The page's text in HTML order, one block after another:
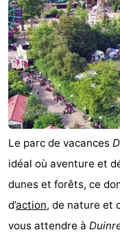
jeux
intérieures
villes
Visites
guidées
Sports
-
Faire
du
vélo
-
Randonnée
-
Terrains
de
golf
-
Surfen
-
Peche
-
Le parc de vacances
idéal où aventure et
dunes et forêts, ce
d’action, de nature et
vous attendre à